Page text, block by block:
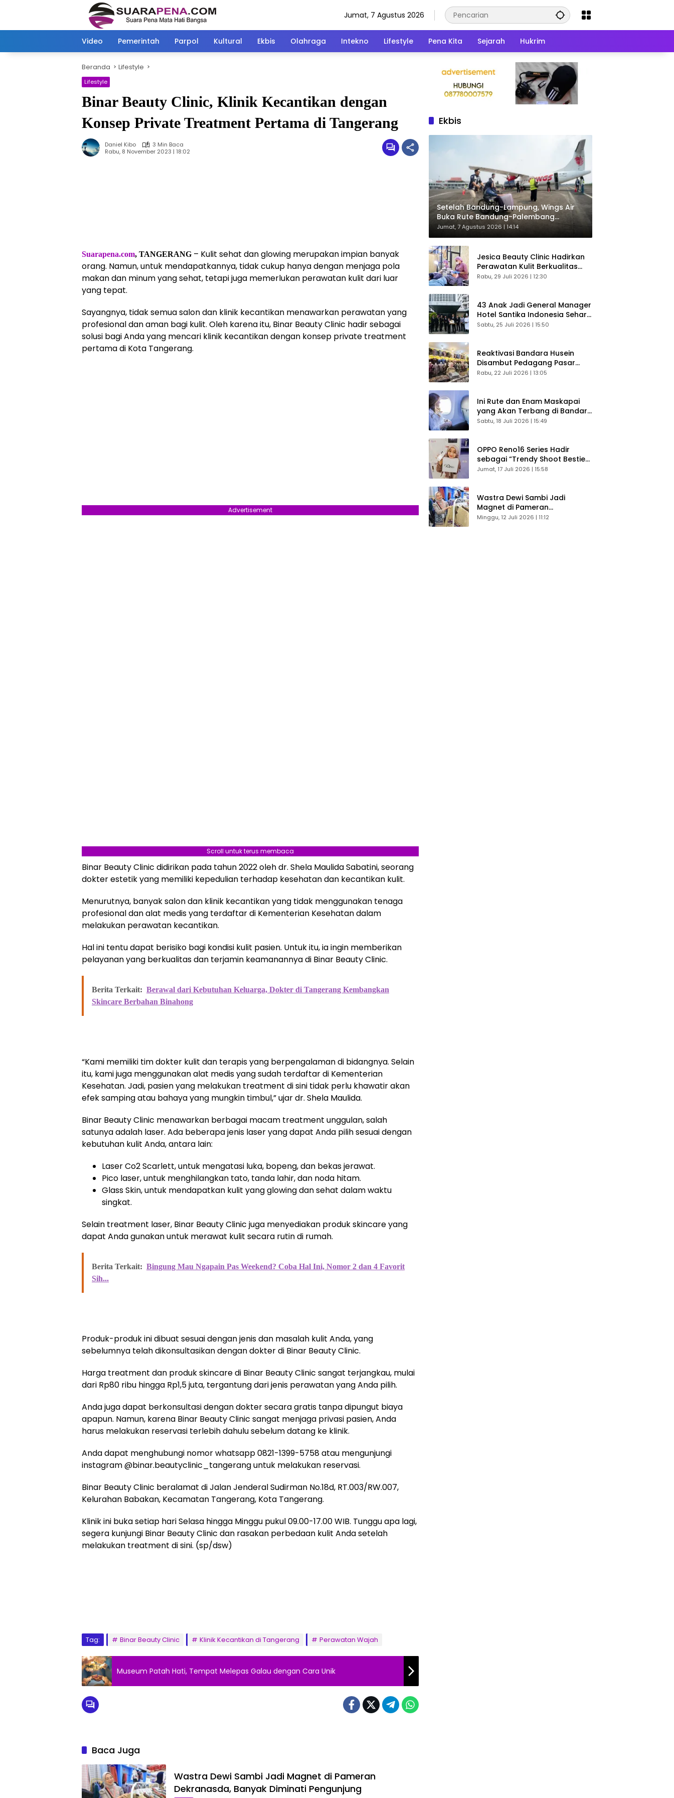
Jumat, 7 Agustus 2026
Video Pemerintah Parpol Kultural Ekbis Olahraga Intekno Lifestyle Pena Kita Sejarah Hukrim
Beranda Lifestyle
Lifestyle
Binar Beauty Clinic, Klinik Kecantikan dengan
Konsep Private Treatment Pertama di Tangerang
Daniel Kibo
3 Min Baca
Rabu, 8 November 2023 | 18:02
Suarapena.com, TANGERANG – Kulit sehat dan glowing merupakan impian banyak
orang. Namun, untuk mendapatkannya, tidak cukup hanya dengan menjaga pola
makan dan minum yang sehat, tetapi juga memerlukan perawatan kulit dari luar
yang tepat.
Sayangnya, tidak semua salon dan klinik kecantikan menawarkan perawatan yang
profesional dan aman bagi kulit. Oleh karena itu, Binar Beauty Clinic hadir sebagai
solusi bagi Anda yang mencari klinik kecantikan dengan konsep private treatment
pertama di Kota Tangerang.
Advertisement
Scroll untuk terus membaca
Binar Beauty Clinic didirikan pada tahun 2022 oleh dr. Shela Maulida Sabatini, seorang
dokter estetik yang memiliki kepedulian terhadap kesehatan dan kecantikan kulit.
Menurutnya, banyak salon dan klinik kecantikan yang tidak menggunakan tenaga
profesional dan alat medis yang terdaftar di Kementerian Kesehatan dalam
melakukan perawatan kecantikan.
Hal ini tentu dapat berisiko bagi kondisi kulit pasien. Untuk itu, ia ingin memberikan
pelayanan yang berkualitas dan terjamin keamanannya di Binar Beauty Clinic.
Berita Terkait: Berawal dari Kebutuhan Keluarga, Dokter di Tangerang Kembangkan
Skincare Berbahan Binahong
“Kami memiliki tim dokter kulit dan terapis yang berpengalaman di bidangnya. Selain
itu, kami juga menggunakan alat medis yang sudah terdaftar di Kementerian
Kesehatan. Jadi, pasien yang melakukan treatment di sini tidak perlu khawatir akan
efek samping atau bahaya yang mungkin timbul,” ujar dr. Shela Maulida.
Binar Beauty Clinic menawarkan berbagai macam treatment unggulan, salah
satunya adalah laser. Ada beberapa jenis laser yang dapat Anda pilih sesuai dengan
kebutuhan kulit Anda, antara lain:
Laser Co2 Scarlett, untuk mengatasi luka, bopeng, dan bekas jerawat.
Pico laser, untuk menghilangkan tato, tanda lahir, dan noda hitam.
Glass Skin, untuk mendapatkan kulit yang glowing dan sehat dalam waktu
singkat.
Selain treatment laser, Binar Beauty Clinic juga menyediakan produk skincare yang
dapat Anda gunakan untuk merawat kulit secara rutin di rumah.
Berita Terkait: Bingung Mau Ngapain Pas Weekend? Coba Hal Ini, Nomor 2 dan 4 Favorit
Sih...
Produk-produk ini dibuat sesuai dengan jenis dan masalah kulit Anda, yang
sebelumnya telah dikonsultasikan dengan dokter di Binar Beauty Clinic.
Harga treatment dan produk skincare di Binar Beauty Clinic sangat terjangkau, mulai
dari Rp80 ribu hingga Rp1,5 juta, tergantung dari jenis perawatan yang Anda pilih.
Anda juga dapat berkonsultasi dengan dokter secara gratis tanpa dipungut biaya
apapun. Namun, karena Binar Beauty Clinic sangat menjaga privasi pasien, Anda
harus melakukan reservasi terlebih dahulu sebelum datang ke klinik.
Anda dapat menghubungi nomor whatsapp 0821-1399-5758 atau mengunjungi
instagram @binar.beautyclinic_tangerang untuk melakukan reservasi.
Binar Beauty Clinic beralamat di Jalan Jenderal Sudirman No.18d, RT.003/RW.007,
Kelurahan Babakan, Kecamatan Tangerang, Kota Tangerang.
Klinik ini buka setiap hari Selasa hingga Minggu pukul 09.00-17.00 WIB. Tunggu apa lagi,
segera kunjungi Binar Beauty Clinic dan rasakan perbedaan kulit Anda setelah
melakukan treatment di sini. (sp/dsw)
Tag: Binar Beauty Clinic Klinik Kecantikan di Tangerang Perawatan Wajah
Museum Patah Hati, Tempat Melepas Galau dengan Cara Unik
Baca Juga
Wastra Dewi Sambi Jadi Magnet di Pameran
Dekranasda, Banyak Diminati Pengunjung
Ekbis
Setelah Bandung-Lampung, Wings Air
Buka Rute Bandung-Palembang
Direspons Langsung Penumpang
Jumat, 7 Agustus 2026 | 14:14
Jesica Beauty Clinic Hadirkan
Perawatan Kulit Berkualitas
Plus Konsultasi Gratis
Rabu, 29 Juli 2026 | 12:30
43 Anak Jadi General Manager
Hotel Santika Indonesia Sehari
Sukses Digelar
Sabtu, 25 Juli 2026 | 15:50
Reaktivasi Bandara Husein
Disambut Pedagang Pasar
Baru, Diyakini Bangkitkan
Rabu, 22 Juli 2026 | 13:05
Ini Rute dan Enam Maskapai
yang Akan Terbang di Bandara
Husein Sastranegara
Sabtu, 18 Juli 2026 | 15:49
OPPO Reno16 Series Hadir
sebagai “Trendy Shoot Bestie”,
Bikin Konten Kreator Makin
Jumat, 17 Juli 2026 | 15:58
Wastra Dewi Sambi Jadi
Magnet di Pameran
Dekranasda, Banyak Diminati
Minggu, 12 Juli 2026 | 11:12